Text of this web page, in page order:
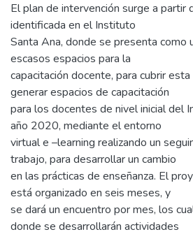
El plan de intervención surge a partir
identificada en el Instituto
Santa Ana, donde se presenta como
escasos espacios para la
capacitación docente, para cubrir
generar espacios de capacitación
para los docentes de nivel inicial del
año 2020, mediante el entorno
virtual e –learning realizando un
trabajo, para desarrollar un cambio
en las prácticas de enseñanza. El
está organizado en seis meses, y
se dará un encuentro por mes, los
donde se desarrollarán actividades